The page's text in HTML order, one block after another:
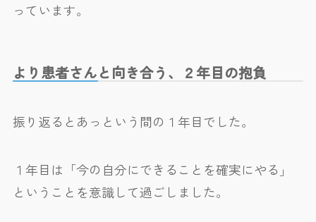
っています。
より患者さんと向き合う、２年目の抱負
振り返るとあっという間の１年目でした。
１年目は「今の自分にできることを確実にやる」
ということを意識して過ごしました。